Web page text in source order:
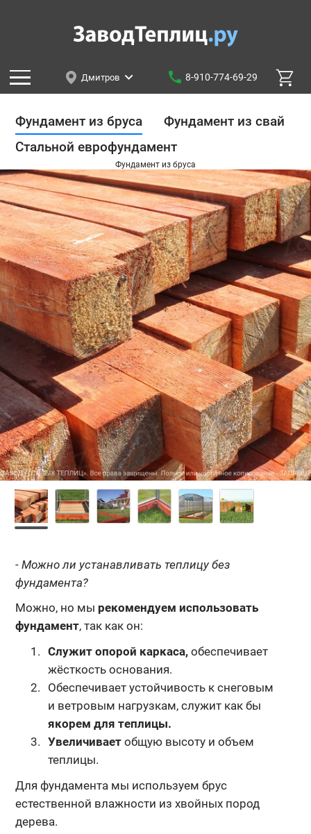
Дмитров 8-910-774-69-29
Фундамент из бруса
Фундамент из свай
Стальной еврофундамент
Фундамент из бруса
- Можно ли устанавливать теплицу без
фундамента?
Можно, но мы рекомендуем использовать
фундамент, так как он:
Служит опорой каркаса,обеспечивает
жёсткость основания.
Обеспечивает устойчивость к снеговым
и ветровым нагрузкам, служит как бы
якорем для теплицы.
Увеличиваетобщую высоту и объем
теплицы.
Для фундамента мы используем брус
естественной влажности из хвойных пород
дерева.